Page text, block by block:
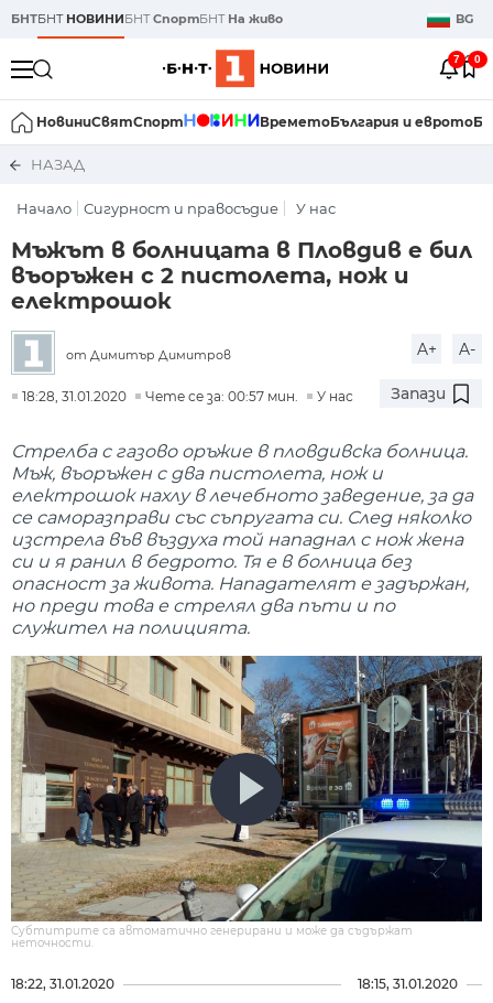
БНТБНТ НОВИНИБНТСпортБНТ На живо BG
7 0
НовиниСвятСпорт ВреметоБългария и еврото
НАЗАД
Начало Сигурност и правосъдие У нас
Мъжът в болницата в Пловдив е бил
въоръжен с 2 пистолета, нож и
електрошок
от Димитър Димитров A+ A-
18:28, 31.01.2020 Чете се за: 00:57 мин. У нас Запази
Стрелба с газово оръжие в пловдивска болница.
Мъж, въоръжен с два пистолета, нож и
електрошок нахлу в лечебното заведение, за да
се саморазправи със съпругата си. След няколко
изстрела във въздуха той нападнал с нож жена
си и я ранил в бедрото. Тя е в болница без
опасност за живота. Нападателят е задържан,
но преди това е стрелял два пъти и по
служител на полицията.
Субтитрите са автоматично генерирани и може да съдържат
неточности.
18:22, 31.01.2020 18:15, 31.01.2020